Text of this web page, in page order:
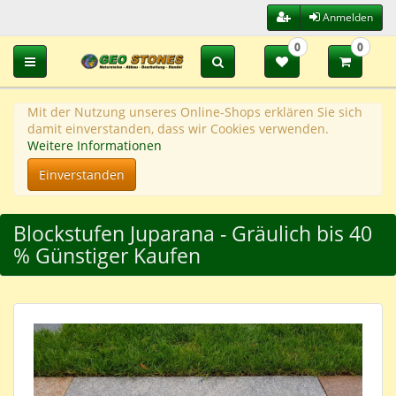
Anmelden
Toggle navigation
0 0
Mit der Nutzung unseres Online-Shops erklären Sie sich
damit einverstanden, dass wir Cookies verwenden.
Weitere Informationen
Einverstanden
Blockstufen Juparana - Gräulich bis 40
% Günstiger Kaufen